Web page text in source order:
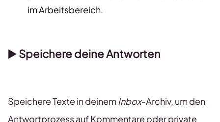
im Arbeitsbereich.
▶️Speichere deine Antworten
Speichere Texte in deinem Inbox-Archiv, um den
Antwortprozess auf Kommentare oder private